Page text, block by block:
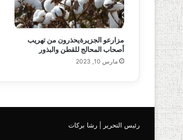
مزارعو الجزيرةيحذرون من تهريب
أصحاب المحالج للقطن والبذور
مارس 10, 2023
رئيس التحرير | رشا بركات